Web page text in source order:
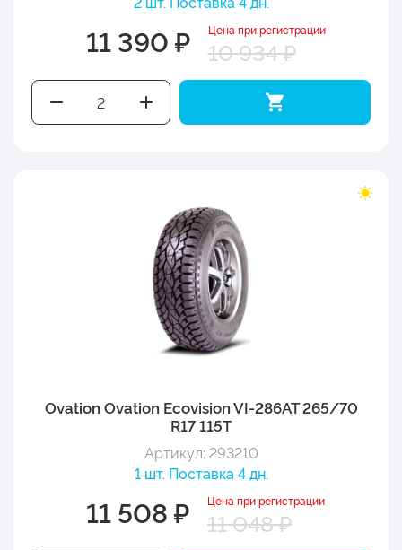
11 390 ₽ Цена при регистрации
10 934 ₽
Ovation Ovation Ecovision VI-286AT 265/70
R17 115T
Артикул: 293210
1 шт. Поставка 4 дн.
11 508 ₽ Цена при регистрации
11 048 ₽